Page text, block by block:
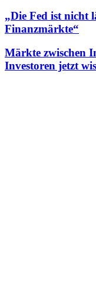
„Die Fed ist nicht
Finanzmärkte“
Märkte zwischen
Investoren jetzt